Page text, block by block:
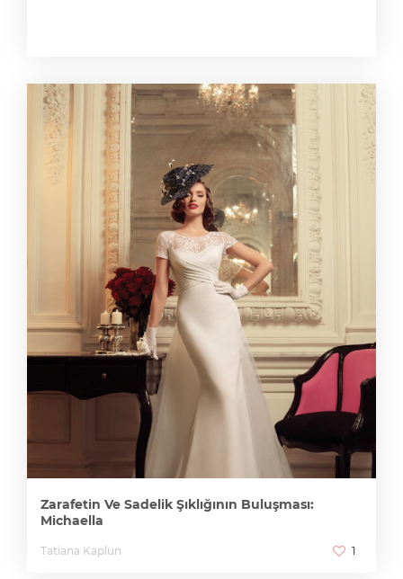
Zarafetin Ve Sadelik Şıklığının Buluşması:
Michaella
Tatiana Kaplun 1